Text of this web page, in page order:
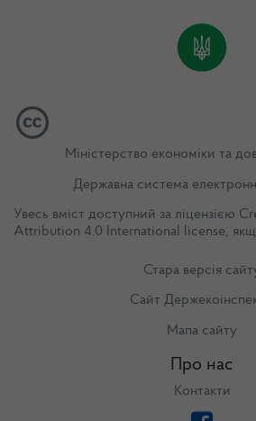
Міністерство економіки та
Державна система
Увесь вміст доступний за ліцензією
Attribution 4.0 International license,
Стара версія
Сайт
Мапа сайту
Про нас
Контакти